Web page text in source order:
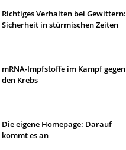
Richtiges Verhalten bei Gewittern:
Sicherheit in stürmischen Zeiten
mRNA-Impfstoffe im Kampf gegen
den Krebs
Die eigene Homepage: Darauf
kommt es an